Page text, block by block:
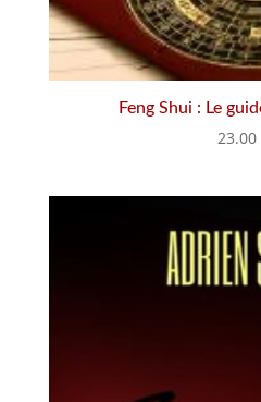
Feng Shui : Le
23.00